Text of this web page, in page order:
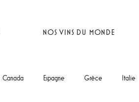
NOS VINS DU MONDE
Canada Espagne Grèce Italie